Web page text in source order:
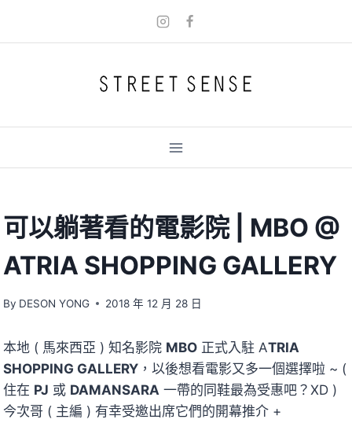
可以躺著看的電影院 | MBO @
ATRIA SHOPPING GALLERY
By DESON YONG 2018 年 12 月 28 日
本地 ( 馬來西亞 ) 知名影院 MBO 正式入駐 ATRIA
SHOPPING GALLERY ，以後想看電影又多一個選擇啦 ~ (
住在 PJ 或 DAMANSARA 一帶的同鞋最為受惠吧？XD )
今次哥 ( 主編 ) 有幸受邀出席它們的開幕推介 +